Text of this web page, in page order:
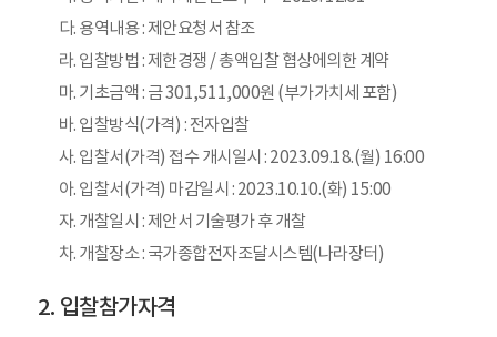
다. 용역내용 : 제안요청서 참조
라. 입찰방법 : 제한경쟁 / 총액입찰 협상에의한 계약
마. 기초금액 : 금 301,511,000원 (부가가치세 포함)
바. 입찰방식(가격) : 전자입찰
사. 입찰서(가격) 접수 개시일시 : 2023.09.18.(월) 16:00
아. 입찰서(가격) 마감일시 : 2023.10.10.(화) 15:00
자. 개찰일시 : 제안서 기술평가 후 개찰
차. 개찰장소 : 국가종합전자조달시스템(나라장터)
입찰참가자격